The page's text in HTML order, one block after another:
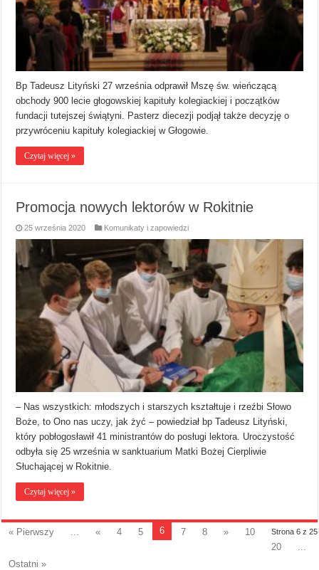
Bp Tadeusz Lityński 27 września odprawił Mszę św. wieńczącą
obchody 900 lecie głogowskiej kapituły kolegiackiej i początków
fundacji tutejszej świątyni. Pasterz diecezji podjął także decyzję o
przywróceniu kapituły kolegiackiej w Głogowie.
Czytaj więcej »
Promocja nowych lektorów w Rokitnie
25 września 2020 Komunikaty i zapowiedzi
– Nas wszystkich: młodszych i starszych kształtuje i rzeźbi Słowo
Boże, to Ono nas uczy, jak żyć – powiedział bp Tadeusz Lityński,
który pobłogosławił 41 ministrantów do posługi lektora. Uroczystość
odbyła się 25 września w sanktuarium Matki Bożej Cierpliwie
Słuchającej w Rokitnie.
Czytaj więcej »
Strona 6 z 25
« Pierwszy « 4 5 6 7 8 »
10
20
Ostatni »